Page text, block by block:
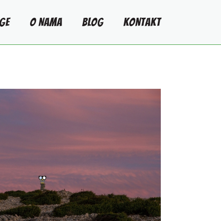
O NAMA BLOG KONTAKT